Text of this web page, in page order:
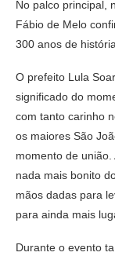
No palco principal,
Fábio de Melo
300 anos de
O prefeito Lula
significado do
com tanto carinho
os maiores São
momento de
nada mais bonito
mãos dadas para
para ainda mais
Durante o evento